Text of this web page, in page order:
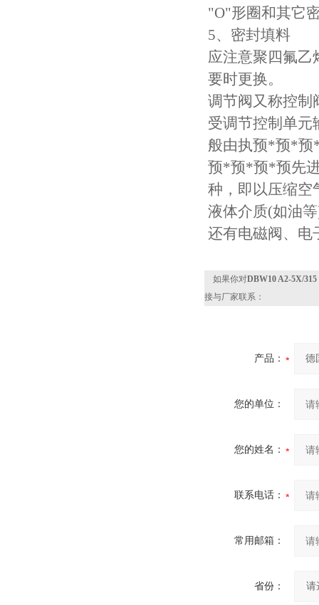
"O"形圈和其它
5、密封填料
应注意聚四氟乙
要时更换。
调节阀又称控
受调节控制单元
般由执预*预*预
预*预*预*预先
种，即以压缩空
液体介质(如油
还有电磁阀、电
如果你对DBW10 A2-5X/
接与厂家联系：
产品：
您的单位：
您的姓名：
联系电话：
常用邮箱：
省份：